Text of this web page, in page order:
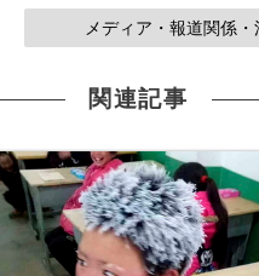
メディア・報道関係
関連記事